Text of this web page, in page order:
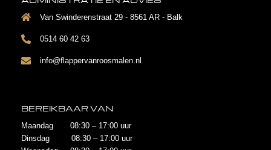
Van Swinderenstraat 29 - 8561 AR - Balk
0514 60 42 63
info@flappervanroosmalen.nl
BEREIKBAAR VAN
Maandag 08:30 – 17:00 uur
Dinsdag 08:30 – 17:00 uur